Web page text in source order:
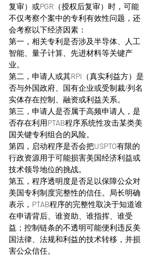
复审）或PGR（授权后复审）时，可能
不仅考察个案中的专利有效性问题，还
会考察以下经济因素：
第一，相关专利是否涉及半导体、人工
智能、量子计算、先进材料等关键产
业。
第二，申请人或其RPI（真实利益方）是
否与外国政府、国有企业或受制裁/列名
实体存在控制、融资或利益关系。
第三，申请人是否属于高频申请人，是
否存在利用PTAB程序系统性攻击某类美
国关键专利组合的风险。
第四，启动程序是否会把USPTO有限的
行政资源用于可能损害美国经济利益或
技术领导地位的挑战。
第五，程序透明度是否足以保障公众对
美国专利制度完整性的信任。局长明确
表示，PTAB程序的完整性取决于知道谁
在申请背后、谁资助、谁指挥、谁受
益；控制链条的不透明可能便利违反美
国法律、法规和利益的技术转移，并损
害公众信任。